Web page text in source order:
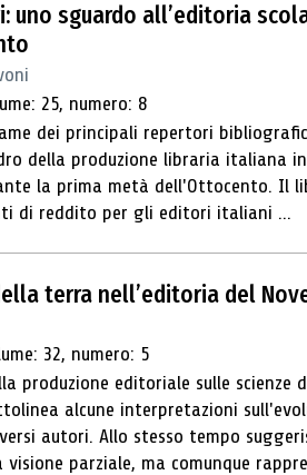
uno sguardo all’editoria
25, numero: 8
dei principali repertori bibliografici
della produzione libraria italiana
la prima metà dell'Ottocento. Il
di reddito per gli editori italiani ...
terra nell’editoria del
32, numero: 5
produzione editoriale sulle scienze
alcune interpretazioni
autori. Allo stesso tempo
visione parziale, ma comunque